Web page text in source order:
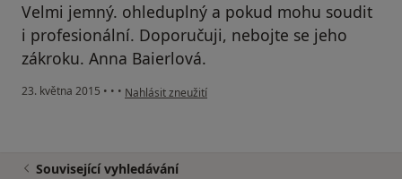
Velmi jemný. ohleduplný a pokud mohu soudit
i profesionální. Doporučuji, nebojte se jeho
zákroku. Anna Baierlová.
23. května 2015 • • • podle názoru uživatele Váš účet byl odstraněn
Nahlásit zneužití
Související vyhledávání